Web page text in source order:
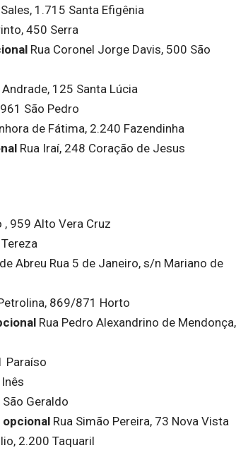
1.715 Santa Efigênia
450 Serra
Rua Coronel Jorge Davis, 500 São
125 Santa Lúcia
São Pedro
de Fátima, 2.240 Fazendinha
Rua Iraí, 248 Coração de Jesus
, 959 Alto Vera Cruz
Abreu Rua 5 de Janeiro, s/n Mariano de
869/871 Horto
Rua Pedro Alexandrino de Mendonça,
Paraíso
Geraldo
opcional Rua Simão Pereira, 73 Nova Vista
2.200 Taquaril